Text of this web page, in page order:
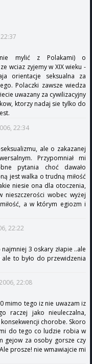
mylić z Polakami) o
wciaz zyjemy w XIX wieku -
orientacje seksualna za
Polaczki zawsze wiedza
uwazany za cywilizacyjny
ktorzy nadaj sie tylko do
22:34
ale o zakazanej
Przypomniał mi
pytania choć dawało
jest walka o trudną miłość
niesie ona dla otoczenia,
nieszczerości wobec wyżej
a w którym egiozm i
22:22
3 oskary złapie ..ale
to było do przewidzenia
22:08
mimo tego iz nie uwazam iz
raczej jako nieuleczalna,
chorobe. Skoro
do tego co ludzie robia w
gejow za osoby gorsze czy
prosze! nie wmawiajcie mi